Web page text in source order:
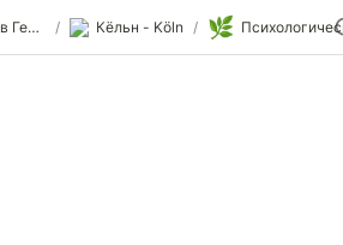
Помощь украинцам в Германии / Кёльн - Köln / 🌿